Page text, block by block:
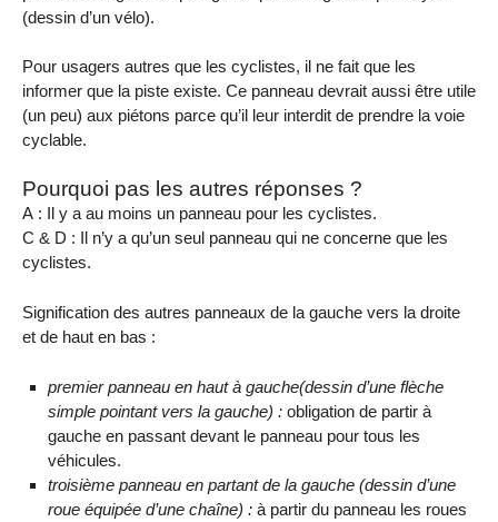
(dessin d’un vélo).
Pour usagers autres que les cyclistes, il ne fait que les
informer que la piste existe. Ce panneau devrait aussi être utile
(un peu) aux piétons parce qu’il leur interdit de prendre la voie
cyclable.
Pourquoi pas les autres réponses ?
A : Il y a au moins un panneau pour les cyclistes.
C & D : Il n’y a qu’un seul panneau qui ne concerne que les
cyclistes.
Signification des autres panneaux de la gauche vers la droite
et de haut en bas :
premier panneau en haut à gauche(dessin d’une flèche
simple pointant vers la gauche) :obligation de partir à
gauche en passant devant le panneau pour tous les
véhicules.
troisième panneau en partant de la gauche (dessin d’une
roue équipée d’une chaîne) :à partir du panneau les roues